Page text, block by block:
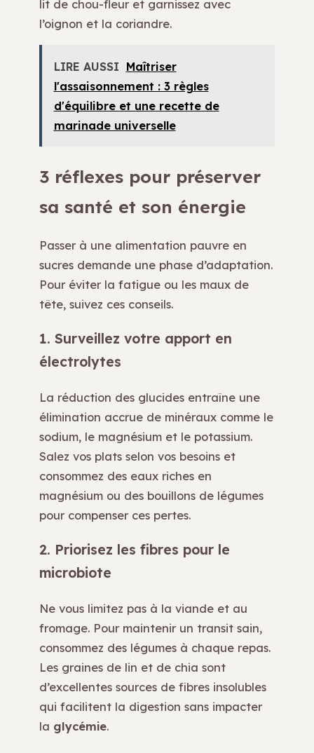
lit de chou-fleur et garnissez avec
l’oignon et la coriandre.
LIRE AUSSI Maîtriser
l'assaisonnement : 3 règles
d'équilibre et une recette de
marinade universelle
3 réflexes pour préserver
sa santé et son énergie
Passer à une alimentation pauvre en
sucres demande une phase d’adaptation.
Pour éviter la fatigue ou les maux de
tête, suivez ces conseils.
1. Surveillez votre apport en
électrolytes
La réduction des glucides entraîne une
élimination accrue de minéraux comme le
sodium, le magnésium et le potassium.
Salez vos plats selon vos besoins et
consommez des eaux riches en
magnésium ou des bouillons de légumes
pour compenser ces pertes.
2. Priorisez les fibres pour le
microbiote
Ne vous limitez pas à la viande et au
fromage. Pour maintenir un transit sain,
consommez des légumes à chaque repas.
Les graines de lin et de chia sont
d’excellentes sources de fibres insolubles
qui facilitent la digestion sans impacter
la glycémie.